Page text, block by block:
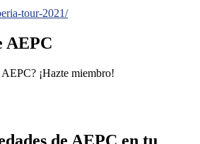
tour-2021/
AEPC
¡Hazte miembro!
de AEPC en tu